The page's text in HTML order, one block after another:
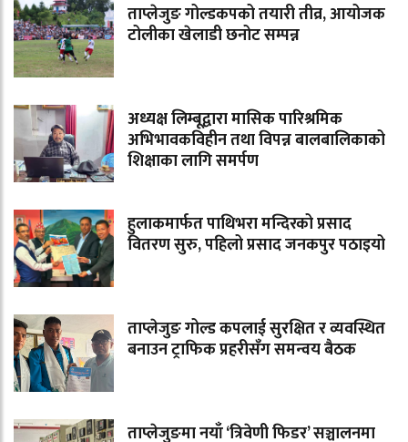
ताप्लेजुङ गोल्डकपको तयारी तीव्र, आयोजक
टोलीका खेलाडी छनोट सम्पन्न
अध्यक्ष लिम्बूद्वारा मासिक पारिश्रमिक
अभिभावकविहीन तथा विपन्न बालबालिकाको
शिक्षाका लागि समर्पण
हुलाकमार्फत पाथिभरा मन्दिरको प्रसाद
वितरण सुरु, पहिलो प्रसाद जनकपुर पठाइयो
ताप्लेजुङ गोल्ड कपलाई सुरक्षित र व्यवस्थित
बनाउन ट्राफिक प्रहरीसँग समन्वय बैठक
ताप्लेजुङमा नयाँ ‘त्रिवेणी फिडर’ सञ्चालनमा